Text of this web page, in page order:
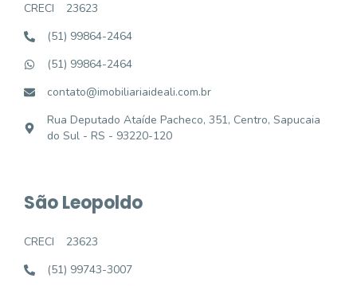
CRECI
23623
(51) 99864-2464
(51) 99864-2464
contato@imobiliariaideali.com.br
Rua Deputado Ataíde Pacheco, 351, Centro, Sapucaia
do Sul - RS - 93220-120
São Leopoldo
CRECI
23623
(51) 99743-3007